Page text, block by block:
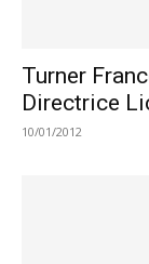
Turner
Directrice
10/01/2012